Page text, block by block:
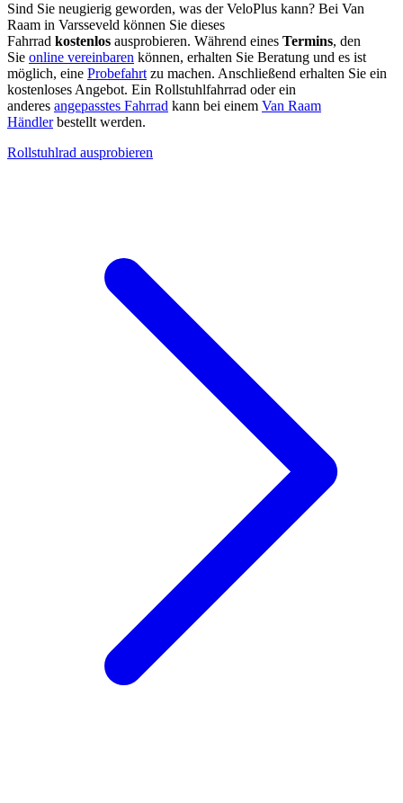
Sind Sie neugierig geworden, was der VeloPlus kann? Bei Van
Raam in Varsseveld können Sie dieses
Fahrrad kostenlos ausprobieren. Während eines Termins, den
Sie online vereinbaren können, erhalten Sie Beratung und es ist
möglich, eine Probefahrt zu machen. Anschließend erhalten Sie ein
kostenloses Angebot. Ein Rollstuhlfahrrad oder ein
anderes angepasstes Fahrrad kann bei einem Van Raam
Händlerbestellt werden.
Rollstuhlrad ausprobieren